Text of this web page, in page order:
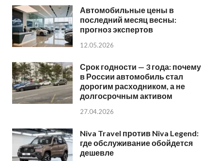
Автомобильные цены в
последний месяц весны:
прогноз экспертов
12.05.2026
Срок годности — 3 года: почему
в России автомобиль стал
дорогим расходником, а не
долгосрочным активом
27.04.2026
Niva Travel против Niva Legend:
где обслуживание обойдется
дешевле